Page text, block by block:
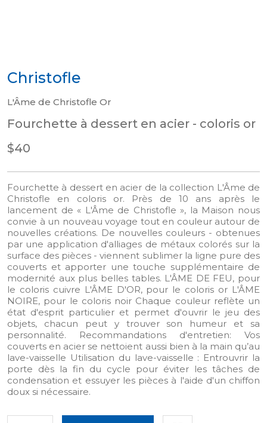
Christofle
L'Âme de Christofle Or
Fourchette à dessert en acier - coloris or
$40
Fourchette à dessert en acier de la collection L'Âme de
Christofle en coloris or. Près de 10 ans après le
lancement de « L'Âme de Christofle », la Maison nous
convie à un nouveau voyage tout en couleur autour de
nouvelles créations. De nouvelles couleurs - obtenues
par une application d'alliages de métaux colorés sur la
surface des pièces - viennent sublimer la ligne pure des
couverts et apporter une touche supplémentaire de
modernité aux plus belles tables. L'ÂME DE FEU, pour
le coloris cuivre L'ÂME D'OR, pour le coloris or L'ÂME
NOIRE, pour le coloris noir Chaque couleur reflète un
état d'esprit particulier et permet d'ouvrir le jeu des
objets, chacun peut y trouver son humeur et sa
personnalité. Recommandations d'entretien: Vos
couverts en acier se nettoient aussi bien à la main qu’au
lave-vaisselle Utilisation du lave-vaisselle : Entrouvrir la
porte dès la fin du cycle pour éviter les tâches de
condensation et essuyer les pièces à l'aide d'un chiffon
doux si nécessaire.